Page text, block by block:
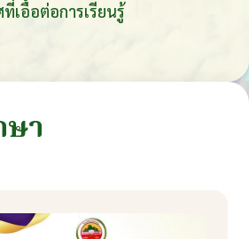
เอื้อต่อการเรียนรู้
า